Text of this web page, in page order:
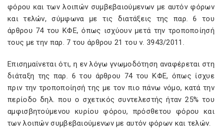
φόρου και των λοιπών συμβεβαιούμενων με αυτόν φόρων
και τελών, σύμφωνα με τις διατάξεις της παρ. 6 του
άρθρου 74 του ΚΦΕ, όπως ισχύουν μετά την τροποποίησή
τους με την παρ. 7 του άρθρου 21 του ν. 3943/2011.
Επισημαίνεται ότι, η εν λόγω γνωμοδότηση αναφέρεται στη
διάταξη της παρ. 6 του άρθρου 74 του ΚΦΕ, όπως ίσχυε
πριν την τροποποίησή της με τον πιο πάνω νόμο, κατά την
περίοδο δηλ. που ο σχετικός συντελεστής ήταν 25% του
αμφισβητούμενου κυρίου φόρου, πρόσθετου φόρου και
των λοιπών συμβεβαιούμενων με αυτόν φόρων και τελών.